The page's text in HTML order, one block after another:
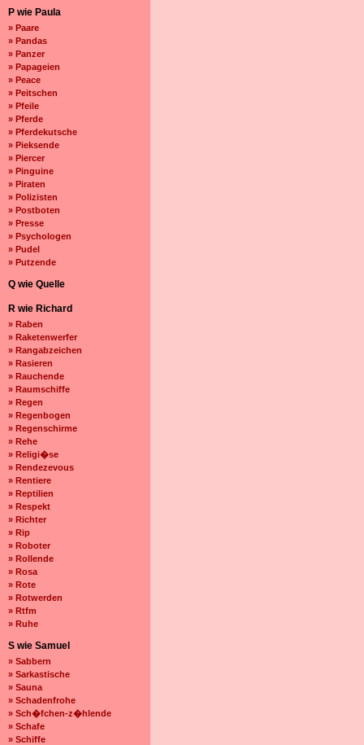
P wie Paula
» Paare
» Pandas
» Panzer
» Papageien
» Peace
» Peitschen
» Pfeile
» Pferde
» Pferdekutsche
» Pieksende
» Piercer
» Pinguine
» Piraten
» Polizisten
» Postboten
» Presse
» Psychologen
» Pudel
» Putzende
Q wie Quelle
R wie Richard
» Raben
» Raketenwerfer
» Rangabzeichen
» Rasieren
» Rauchende
» Raumschiffe
» Regen
» Regenbogen
» Regenschirme
» Rehe
» Religi�se
» Rendezevous
» Rentiere
» Reptilien
» Respekt
» Richter
» Rip
» Roboter
» Rollende
» Rosa
» Rote
» Rotwerden
» Rtfm
» Ruhe
S wie Samuel
» Sabbern
» Sarkastische
» Sauna
» Schadenfrohe
» Sch�fchen-z�hlende
» Schafe
» Schiffe